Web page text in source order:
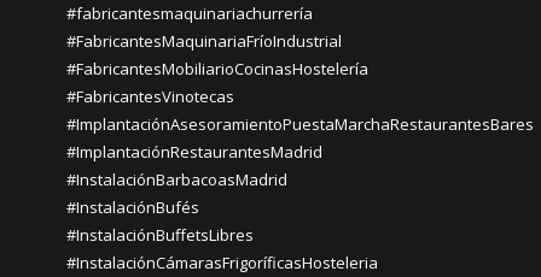
#fabricantesmaquinariachurrería
#FabricantesMaquinariaFríoIndustrial
#FabricantesMobiliarioCocinasHostelería
#FabricantesVinotecas
#ImplantaciónAsesoramientoPuestaMarchaRestaurantesBares
#ImplantaciónRestaurantesMadrid
#InstalaciónBarbacoasMadrid
#InstalaciónBufés
#InstalaciónBuffetsLibres
#InstalaciónCámarasFrigoríficasHosteleria